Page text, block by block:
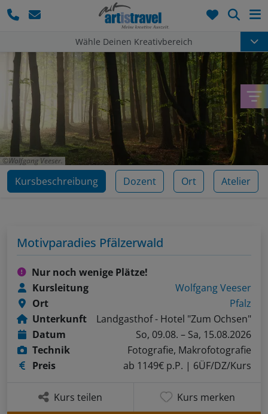
Wähle Deinen Kreativbereich
Wolfgang Veeser.
Kursbeschreibung Dozent Ort Atelier
Motivparadies Pfälzerwald
Nur noch wenige Plätze!
Kursleitung
Wolfgang Veeser
Ort
Pfalz
Unterkunft
Landgasthof - Hotel "Zum Ochsen"
Datum
So, 09.08. – Sa, 15.08.2026
Technik
Fotografie, Makrofotografie
Preis
ab 1149€ p.P. | 6ÜF/DZ/Kurs
Kurs teilen Kurs merken